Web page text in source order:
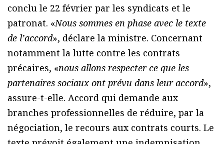
conclu le 22 février par les syndicats et le
patronat. «Nous sommes en phase avec le texte
de l’accord», déclare la ministre. Concernant
notamment la lutte contre les contrats
précaires, «nous allons respecter ce que les
partenaires sociaux ont prévu dans leur accord»,
assure-t-elle. Accord qui demande aux
branches professionnelles de réduire, par la
négociation, le recours aux contrats courts. Le